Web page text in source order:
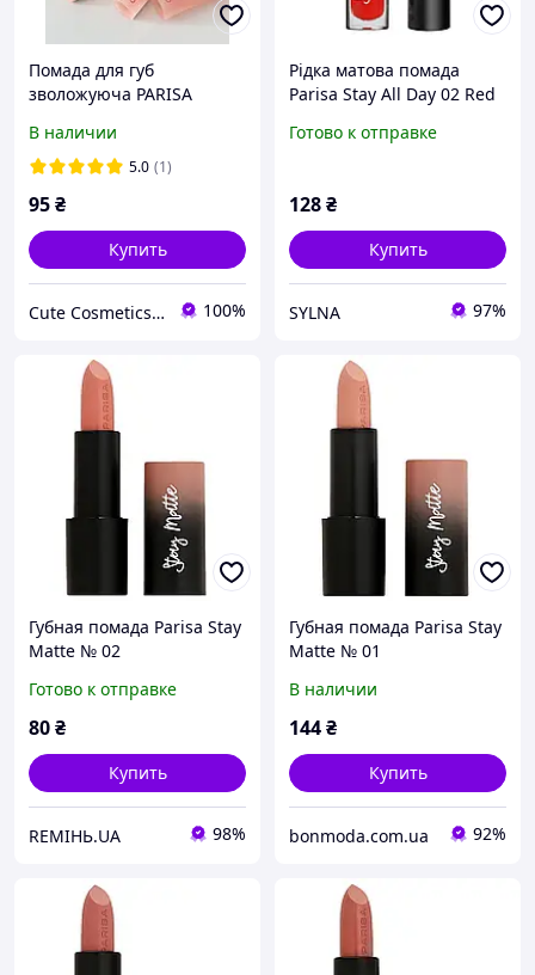
Помада для губ
зволожуюча PARISA
В наличии
5.0 (1)
95₴
Купить
Cute Cosmetics - косметика, аксесуари, подарункові набори. 100%
Рідка матова помада
Parisa Stay All Day 02 Red
Готово к отправке
128₴
Купить
SYLNA 97%
Губная помада Parisa Stay
Matte № 02
Готово к отправке
80₴
Купить
REMIНЬ.UA 98%
Губная помада Parisa Stay
Matte № 01
В наличии
144₴
Купить
bonmoda.com.ua 92%